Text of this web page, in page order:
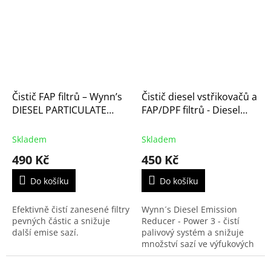
Čistič FAP filtrů – Wynn’s
DIESEL PARTICULATE
500ml (PN28392)
Skladem
490 Kč
Do košíku
Efektivně čistí zanesené filtry
pevných částic a snižuje
další emise sazí.
Čistič diesel vstřikovačů a
FAP/DPF filtrů - Diesel
(PN50392)
Skladem
450 Kč
Do košíku
Wynn´s Diesel Emission
Reducer - Power 3 - čistí
palivový systém a snižuje
množství sazí ve výfukových
plynech. Zlepšuje spalování